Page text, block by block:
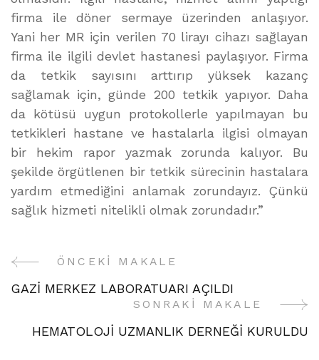
firma ile döner sermaye üzerinden anlaşıyor.
Yani her MR için verilen 70 lirayı cihazı sağlayan
firma ile ilgili devlet hastanesi paylaşıyor. Firma
da tetkik sayısını arttırıp yüksek kazanç
sağlamak için, günde 200 tetkik yapıyor. Daha
da kötüsü uygun protokollerle yapılmayan bu
tetkikleri hastane ve hastalarla ilgisi olmayan
bir hekim rapor yazmak zorunda kalıyor. Bu
şekilde örgütlenen bir tetkik sürecinin hastalara
yardım etmediğini anlamak zorundayız. Çünkü
sağlık hizmeti nitelikli olmak zorundadır.”
YazıÖNCEKI MAKALE
GAZİ MERKEZ LABORATUARI AÇILDI
SONRAKI MAKALE
HEMATOLOJİ UZMANLIK DERNEĞİ KURULDU